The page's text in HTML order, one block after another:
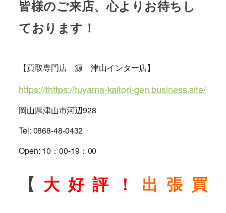
皆様のご来店、心よりお待ちし
ております！
【買取専門店 源 津山インター店】
https://thttps://tuyama-kaitori-gen.business.site/
岡山県津山市河辺928
Tel: 0868-48-0432
Open: 10：00-19：00
【 大好評！ 出張買